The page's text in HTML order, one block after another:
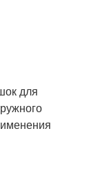
для